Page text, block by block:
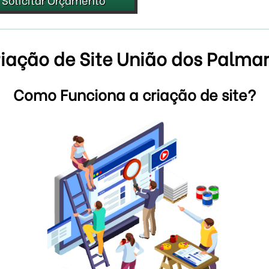
de Site União dos
Como Funciona a criação de site?